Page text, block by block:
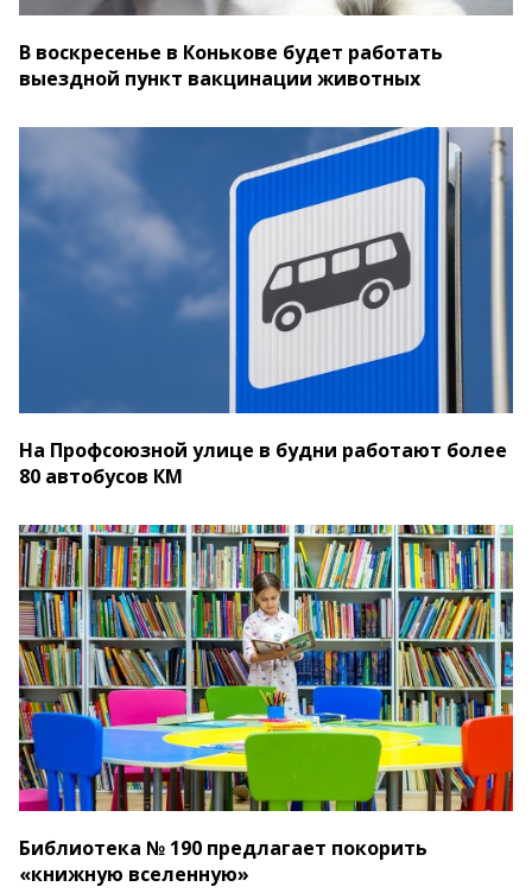
В воскресенье в Конькове будет работать
выездной пункт вакцинации животных
На Профсоюзной улице в будни работают более
80 автобусов КМ
Библиотека № 190 предлагает покорить
«книжную вселенную»